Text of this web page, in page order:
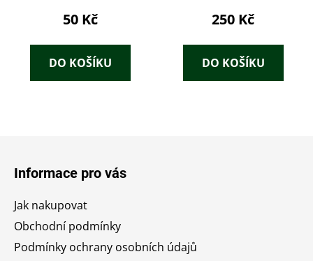
50 Kč
DO KOŠÍKU
250 Kč
DO KOŠÍKU
Informace pro vás
Jak nakupovat
Obchodní podmínky
Podmínky ochrany osobních údajů